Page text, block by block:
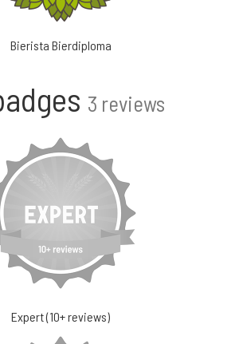
Bierista Bierdiploma
3 reviews
Expert (10+ reviews)